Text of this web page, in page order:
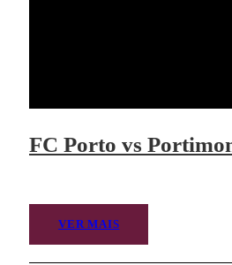
FC Porto vs
VER MAIS